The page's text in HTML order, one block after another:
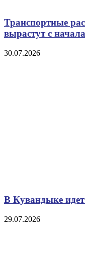
Транспортные
вырастут с
30.07.2026
В Кувандыке
29.07.2026